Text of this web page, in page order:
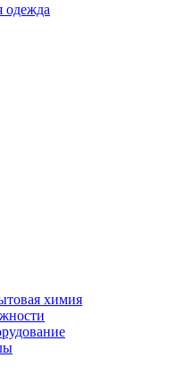
одежда
химия